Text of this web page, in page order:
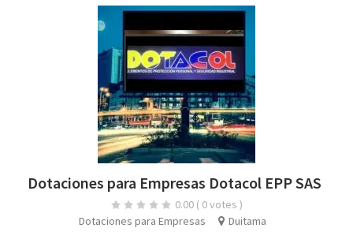
Dotaciones para Empresas Dotacol EPP SAS
0.00 ( 0 votes )
Dotaciones para Empresas
Duitama